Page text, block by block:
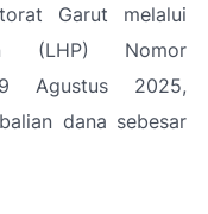
Garut melalui
(LHP) Nomor
Agustus 2025,
dana sebesar